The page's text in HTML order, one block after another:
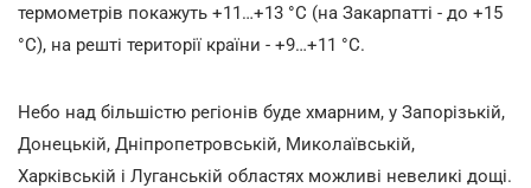
термометрів покажуть +11…+13 °С (на Закарпатті - до +15
°С), на решті території країни - +9…+11 °С.
Небо над більшістю регіонів буде хмарним, у Запорізькій,
Донецькій, Дніпропетровській, Миколаївській,
Харківській і Луганській областях можливі невеликі дощі.